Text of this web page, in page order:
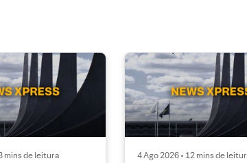
mins de leitura 4 Ago 2026 • 12 mins de